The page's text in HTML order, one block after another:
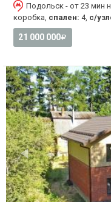
Подольск - от 23 мин
коробка, спален: 4, с/
21 000 000